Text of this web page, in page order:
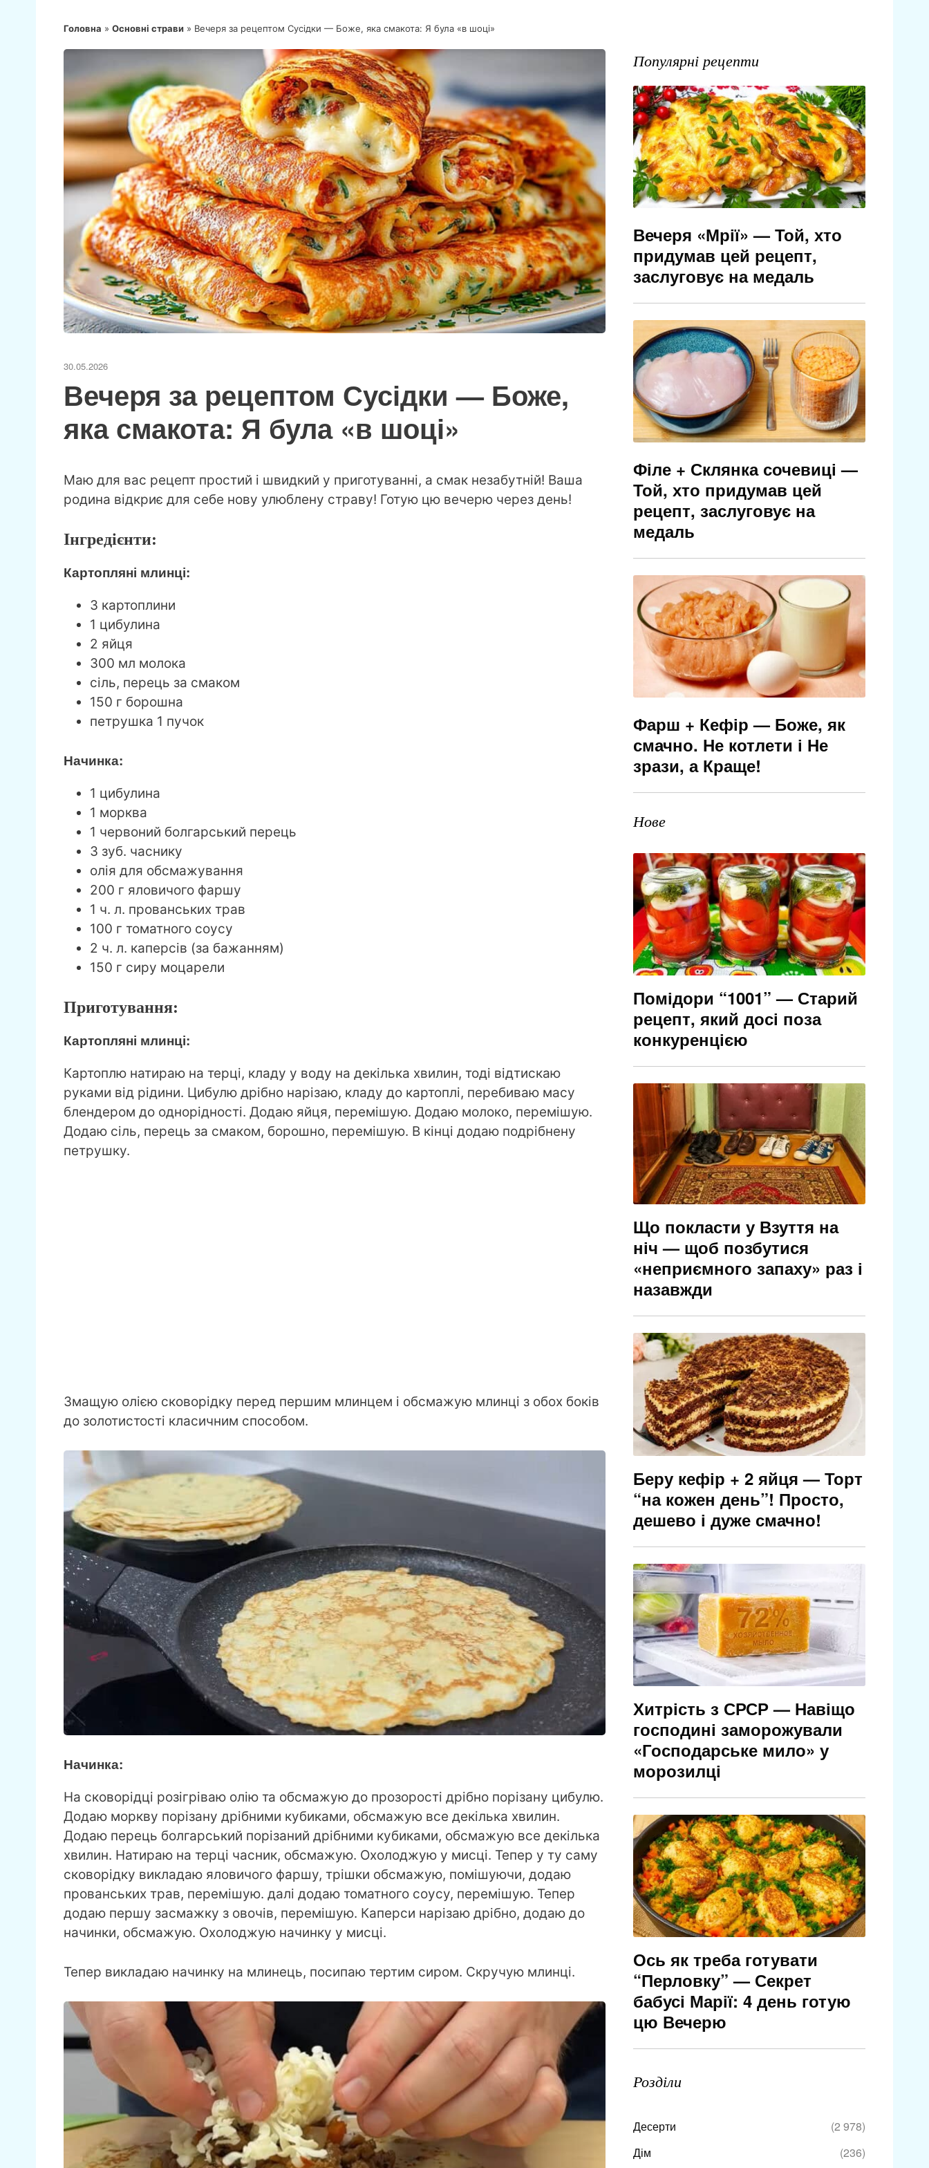
Головна » Основні страви » Вечеря за рецептом Сусідки — Боже, яка смакота: Я була «в шоці»
30.05.2026
Вечеря за рецептом Сусідки — Боже,
яка смакота: Я була «в шоці»
Маю для вас рецепт простий і швидкий у приготуванні, а смак незабутній! Ваша
родина відкриє для себе нову улюблену страву! Готую цю вечерю через день!
Інгредієнти:
Картопляні млинці:
3 картоплини
1 цибулина
2 яйця
300 мл молока
сіль, перець за смаком
150 г борошна
петрушка 1 пучок
Начинка:
1 цибулина
1 морква
1 червоний болгарський перець
3 зуб. часнику
олія для обсмажування
200 г яловичого фаршу
1 ч. л. прованських трав
100 г томатного соусу
2 ч. л. каперсів (за бажанням)
150 г сиру моцарели
Приготування:
Картопляні млинці:
Картоплю натираю на терці, кладу у воду на декілька хвилин, тоді відтискаю
руками від рідини. Цибулю дрібно нарізаю, кладу до картоплі, перебиваю масу
блендером до однорідності. Додаю яйця, перемішую. Додаю молоко, перемішую.
Додаю сіль, перець за смаком, борошно, перемішую. В кінці додаю подрібнену
петрушку.
Змащую олією сковорідку перед першим млинцем і обсмажую млинці з обох боків
до золотистості класичним способом.
Начинка:
На сковорідці розігріваю олію та обсмажую до прозорості дрібно порізану цибулю.
Додаю моркву порізану дрібними кубиками, обсмажую все декілька хвилин.
Додаю перець болгарський порізаний дрібними кубиками, обсмажую все декілька
хвилин. Натираю на терці часник, обсмажую. Охолоджую у мисці. Тепер у ту саму
сковорідку викладаю яловичого фаршу, трішки обсмажую, помішуючи, додаю
прованських трав, перемішую. далі додаю томатного соусу, перемішую. Тепер
додаю першу засмажку з овочів, перемішую. Каперси нарізаю дрібно, додаю до
начинки, обсмажую. Охолоджую начинку у мисці.
Тепер викладаю начинку на млинець, посипаю тертим сиром. Скручую млинці.
Популярні рецепти
Вечеря «Мрії» — Той, хто
придумав цей рецепт,
заслуговує на медаль
Філе + Склянка сочевиці —
Той, хто придумав цей
рецепт, заслуговує на
медаль
Фарш + Кефір — Боже, як
смачно. Не котлети і Не
зрази, а Краще!
Нове
Помідори “1001” — Старий
рецепт, який досі поза
конкуренцією
Що покласти у Взуття на
ніч — щоб позбутися
«неприємного запаху» раз і
назавжди
Беру кефір + 2 яйця — Торт
“на кожен день”! Просто,
дешево і дуже смачно!
Хитрість з СРСР — Навіщо
господині заморожували
«Господарське мило» у
морозилці
Ось як треба готувати
“Перловку” — Секрет
бабусі Марії: 4 день готую
цю Вечерю
Розділи
Десерти
(2 978)
Дім
(236)